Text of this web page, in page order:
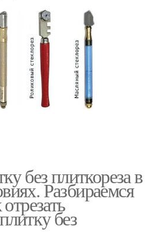
без плиткореза в
Разбираемся
без